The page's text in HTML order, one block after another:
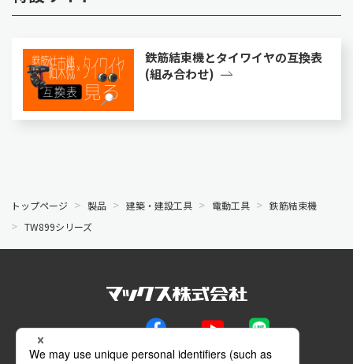
鉄筋結束機とタイワイヤの互換表
(組み合わせ)
トップページ 製品 建築・建設工具 電動工具
鉄筋結束機
TW899シリーズ
Facebook
YouTube LINE